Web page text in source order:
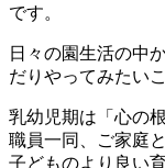
です。
日々の園生活の中
だり やってみたい
乳幼児期は「心の
職員一同、ご家庭
子どものより良い